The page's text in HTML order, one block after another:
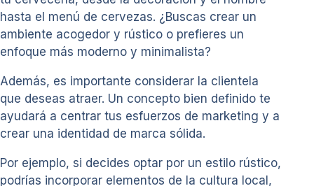
hasta el menú de cervezas. ¿Buscas crear un
ambiente acogedor y rústico o prefieres un
enfoque más moderno y minimalista?
Además, es importante considerar la clientela
que deseas atraer. Un concepto bien definido te
ayudará a centrar tus esfuerzos de marketing y a
crear una identidad de marca sólida.
Por ejemplo, si decides optar por un estilo rústico,
podrías incorporar elementos de la cultura local,